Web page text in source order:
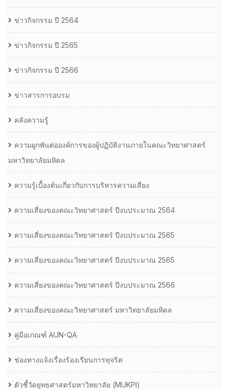
ข่าวกิจกรรม ปี 2564
ข่าวกิจกรรม ปี 2565
ข่าวกิจกรรม ปี 2566
ข่าวสารการอบรม
คลังความรู้
ความผูกพันต่อองค์การของผู้ปฏิบัติงานภายในคณะวิทยาศาสตร์
มหาวิทยาลัยมหิดล
ความรู้เบื้องต้นเกี่ยวกับการบริหารความเสี่ยง
ความเสี่ยงของคณะวิทยาศาสตร์ ปีงบประมาณ 2564
ความเสี่ยงของคณะวิทยาศาสตร์ ปีงบประมาณ 2565
ความเสี่ยงของคณะวิทยาศาสตร์ ปีงบประมาณ 2565
ความเสี่ยงของคณะวิทยาศาสตร์ ปีงบประมาณ 2566
ความเสี่ยงของคณะวิทยาศาสตร์ มหาวิทยาลัยมหิดล
คู่มือเกณฑ์ AUN-QA
ช่องทางแจ้งเรื่องร้องเรียนการทุจริต
ตัวชี้วัดยุทธศาสตร์มหาวิทยาลัย (MUKPI)